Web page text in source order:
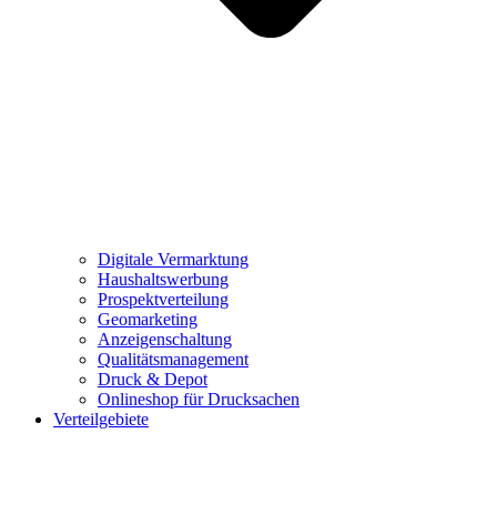
Digitale Vermarktung
Haushaltswerbung
Prospektverteilung
Geomarketing
Anzeigenschaltung
Qualitätsmanagement
Druck & Depot
Onlineshop für Drucksachen
Verteilgebiete